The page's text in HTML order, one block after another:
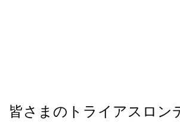
皆さまのトライアスロン